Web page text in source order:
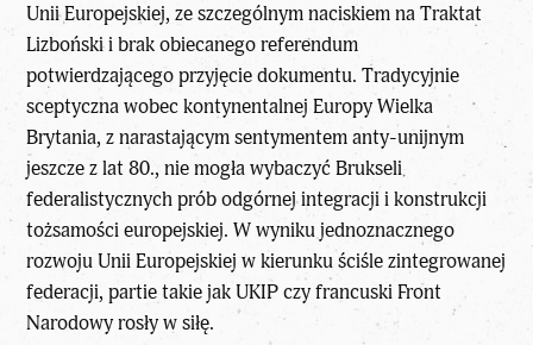
Unii Europejskiej, ze szczególnym naciskiem na Traktat
Lizboński i brak obiecanego referendum
potwierdzającego przyjęcie dokumentu. Tradycyjnie
sceptyczna wobec kontynentalnej Europy Wielka
Brytania, z narastającym sentymentem anty-unijnym
jeszcze z lat 80., nie mogła wybaczyć Brukseli
federalistycznych prób odgórnej integracji i konstrukcji
tożsamości europejskiej. W wyniku jednoznacznego
rozwoju Unii Europejskiej w kierunku ściśle zintegrowanej
federacji, partie takie jak UKIP czy francuski Front
Narodowy rosły w siłę.